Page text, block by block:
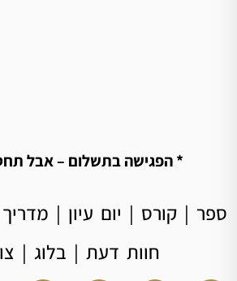
* הפגישה בתשלום – אבל
ספר |קורס | יום עיון |
חוות דעת | בלוג |